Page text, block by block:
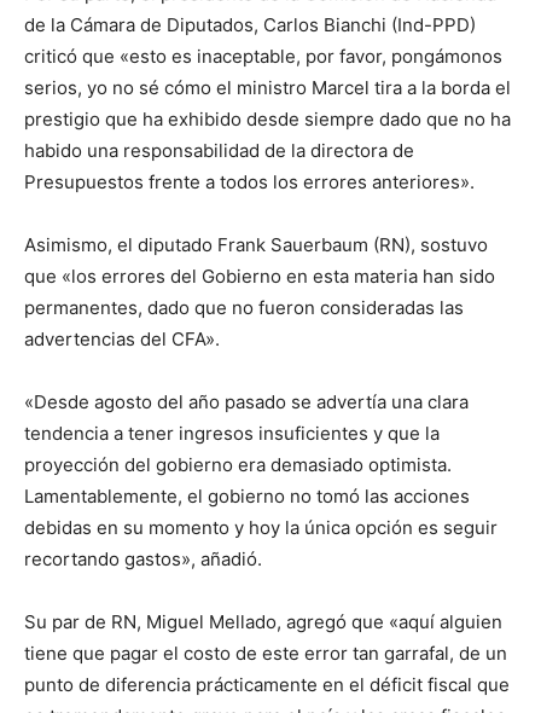
de la Cámara de Diputados, Carlos Bianchi (Ind-PPD)
criticó que «esto es inaceptable, por favor, pongámonos
serios, yo no sé cómo el ministro Marcel tira a la borda el
prestigio que ha exhibido desde siempre dado que no ha
habido una responsabilidad de la directora de
Presupuestos frente a todos los errores anteriores».
Asimismo, el diputado Frank Sauerbaum (RN), sostuvo
que «los errores del Gobierno en esta materia han sido
permanentes, dado que no fueron consideradas las
advertencias del CFA».
«Desde agosto del año pasado se advertía una clara
tendencia a tener ingresos insuficientes y que la
proyección del gobierno era demasiado optimista.
Lamentablemente, el gobierno no tomó las acciones
debidas en su momento y hoy la única opción es seguir
recortando gastos», añadió.
Su par de RN, Miguel Mellado, agregó que «aquí alguien
tiene que pagar el costo de este error tan garrafal, de un
punto de diferencia prácticamente en el déficit fiscal que